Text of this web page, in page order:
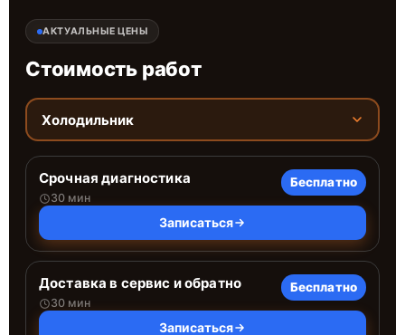
АКТУАЛЬНЫЕ ЦЕНЫ
Стоимость работ
Холодильник
Срочная диагностика
30 мин
Бесплатно
Записаться
Доставка в сервис и обратно
30 мин
Бесплатно
Записаться